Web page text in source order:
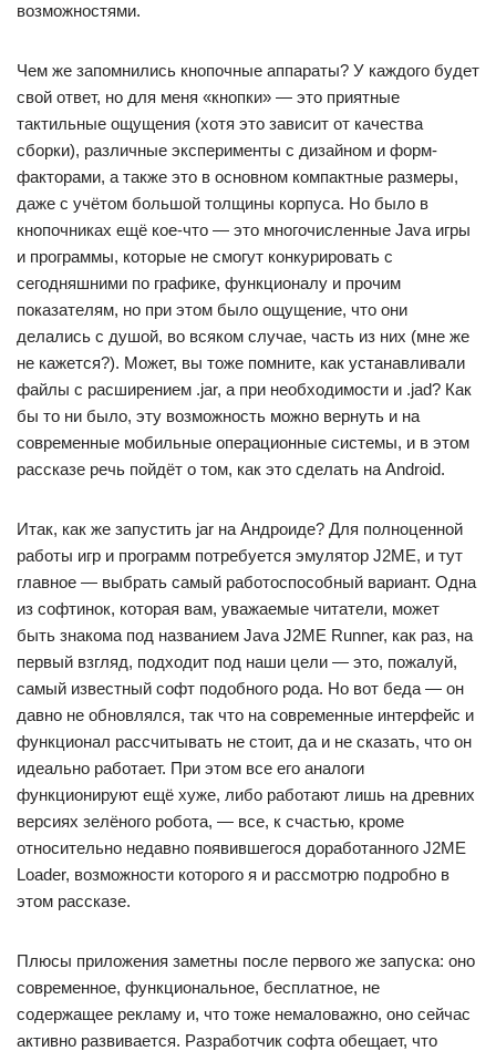
возможностями.
Чем же запомнились кнопочные аппараты? У каждого будет
свой ответ, но для меня «кнопки» — это приятные
тактильные ощущения (хотя это зависит от качества
сборки), различные эксперименты с дизайном и форм-
факторами, а также это в основном компактные размеры,
даже с учётом большой толщины корпуса. Но было в
кнопочниках ещё кое-что — это многочисленные Java игры
и программы, которые не смогут конкурировать с
сегодняшними по графике, функционалу и прочим
показателям, но при этом было ощущение, что они
делались с душой, во всяком случае, часть из них (мне же
не кажется?). Может, вы тоже помните, как устанавливали
файлы с расширением .jar, а при необходимости и .jad? Как
бы то ни было, эту возможность можно вернуть и на
современные мобильные операционные системы, и в этом
рассказе речь пойдёт о том, как это сделать на Android.
Итак, как же запустить jar на Андроиде? Для полноценной
работы игр и программ потребуется эмулятор J2ME, и тут
главное — выбрать самый работоспособный вариант. Одна
из софтинок, которая вам, уважаемые читатели, может
быть знакома под названием Java J2ME Runner, как раз, на
первый взгляд, подходит под наши цели — это, пожалуй,
самый известный софт подобного рода. Но вот беда — он
давно не обновлялся, так что на современные интерфейс и
функционал рассчитывать не стоит, да и не сказать, что он
идеально работает. При этом все его аналоги
функционируют ещё хуже, либо работают лишь на древних
версиях зелёного робота, — все, к счастью, кроме
относительно недавно появившегося доработанного J2ME
Loader, возможности которого я и рассмотрю подробно в
этом рассказе.
Плюсы приложения заметны после первого же запуска: оно
современное, функциональное, бесплатное, не
содержащее рекламу и, что тоже немаловажно, оно сейчас
активно развивается. Разработчик софта обещает, что